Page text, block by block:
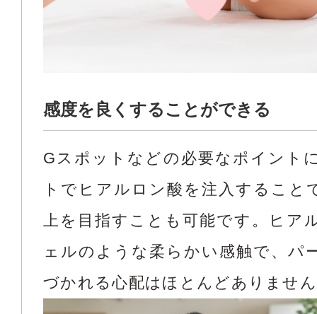
感度を良くすることができる
Gスポットなどの必要なポイント
トでヒアルロン酸を注入すること
上を目指すことも可能です。ヒア
ェルのような柔らかい感触で、パ
づかれる心配はほとんどありませ